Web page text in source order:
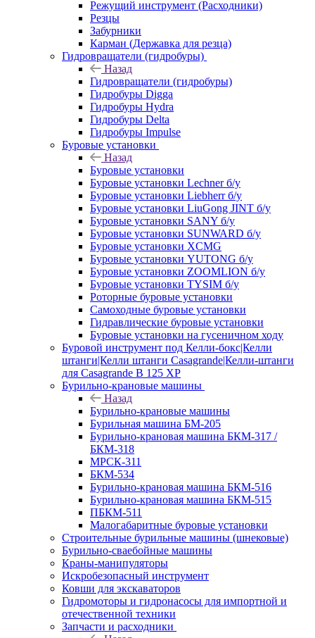
Режущий инструмент (Расходники)
Резцы
Забурники
Карман (Державка для резца)
Гидровращатели (гидробуры)
Назад
Гидровращатели (гидробуры)
Гидробуры Digga
Гидробуры Hydra
Гидробуры Delta
Гидробуры Impulse
Буровые установки
Назад
Буровые установки
Буровые установки Lechner б/у
Буровые установки Liebherr б/у
Буровые установки LiuGong JINT б/у
Буровые установки SANY б/у
Буровые установки SUNWARD б/у
Буровые установки XCMG
Буровые установки YUTONG б/у
Буровые установки ZOOMLION б/у
Буровые установки TYSIM б/у
Роторные буровые установки
Самоходные буровые установки
Гидравлические буровые установки
Буровые установки на гусеничном ходу
Буровой инструмент под Келли-бокс|Келли
штанги|Келли штанги Casagrande|Келли-штанги
для Casagrande B 125 XP
Бурильно-крановые машины
Назад
Бурильно-крановые машины
Бурильная машина БМ-205
Бурильно-крановая машина БКМ-317 /
БКМ-318
МРСК-311
БКМ-534
Бурильно-крановая машина БКМ-516
Бурильно-крановая машина БКМ-515
ПБКМ-511
Малогабаритные буровые установки
Строительные бурильные машины (шнековые)
Бурильно-сваебойные машины
Краны-манипуляторы
Искробезопасный инструмент
Ковши для экскаваторов
Гидромоторы и гидронасосы для импортной и
отечественной техники
Запчасти и расходники